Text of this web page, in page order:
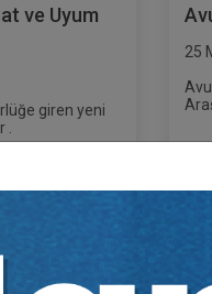
ve Uyum
giren yeni
25